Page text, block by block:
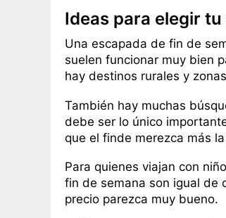
Ideas para elegir
Una escapada de fin de
suelen funcionar muy bien
hay destinos rurales y
También hay muchas
debe ser lo único
que el finde merezca más
Para quienes viajan con
fin de semana son igual de
precio parezca muy bueno.